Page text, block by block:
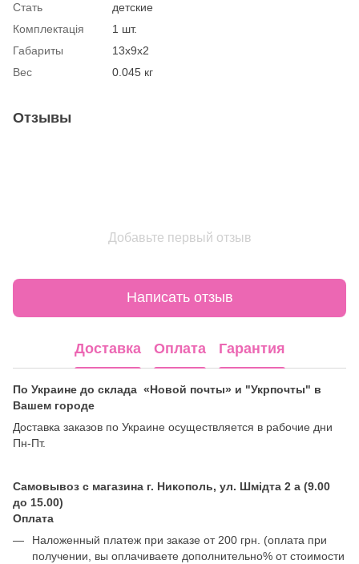
Стать
детские
Комплектація
1 шт.
Габариты
13х9х2
Вес
0.045 кг
Отзывы
Добавьте первый отзыв
Написать отзыв
Доставка Оплата Гарантия
По Украине до склада «Новой почты» и "Укрпочты" в
Вашем городе
Доставка заказов по Украине осуществляется в рабочие дни
Пн-Пт.
Самовывоз с магазина г. Никополь, ул. Шмідта 2 а (9.00
до 15.00)
Оплата
Наложенный платеж при заказе от 200 грн. (оплата при
получении, вы оплачиваете дополнительно% от стоимости